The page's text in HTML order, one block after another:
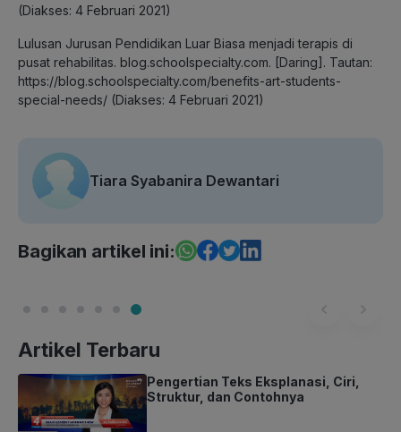
(Diakses: 4 Februari 2021)
Lulusan Jurusan Pendidikan Luar Biasa menjadi terapis di
pusat rehabilitas. blog.schoolspecialty.com. [Daring]. Tautan:
https://blog.schoolspecialty.com/benefits-art-students-
special-needs/ (Diakses: 4 Februari 2021)
Tiara Syabanira Dewantari
Bagikan artikel ini:
Artikel Terbaru
Pengertian Teks Eksplanasi, Ciri,
Struktur, dan Contohnya